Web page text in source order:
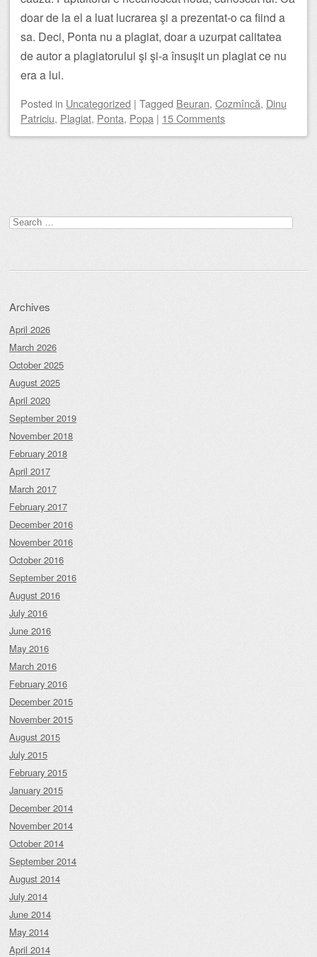
doar de la el a luat lucrarea şi a prezentat-o ca fiind a
sa. Deci, Ponta nu a plagiat, doar a uzurpat calitatea
de autor a plagiatorului şi şi-a însuşit un plagiat ce nu
era a lui.
Posted in Uncategorized | Tagged Beuran, Cozmîncă, Dinu
Patriciu, Plagiat, Ponta, Popa | 15 Comments
Search
for:
Archives
April 2026
March 2026
October 2025
August 2025
April 2020
September 2019
November 2018
February 2018
April 2017
March 2017
February 2017
December 2016
November 2016
October 2016
September 2016
August 2016
July 2016
June 2016
May 2016
March 2016
February 2016
December 2015
November 2015
August 2015
July 2015
February 2015
January 2015
December 2014
November 2014
October 2014
September 2014
August 2014
July 2014
June 2014
May 2014
April 2014